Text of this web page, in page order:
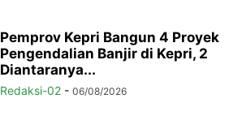
Pemprov Kepri Bangun 4 Proyek
Pengendalian Banjir di Kepri, 2
Diantaranya...
Redaksi-02 - 06/08/2026